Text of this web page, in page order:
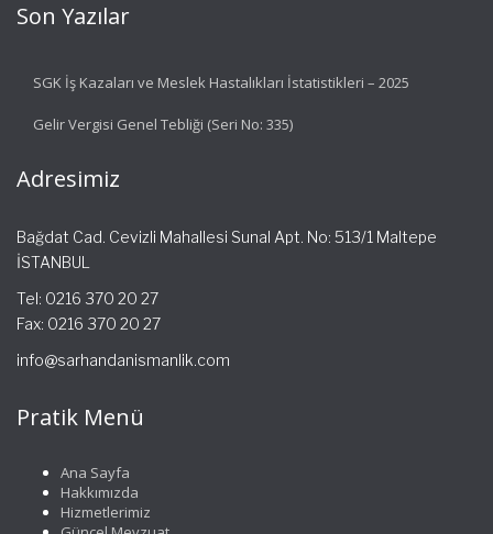
Son Yazılar
SGK İş Kazaları ve Meslek Hastalıkları İstatistikleri – 2025
Gelir Vergisi Genel Tebliği (Seri No: 335)
Adresimiz
Bağdat Cad. Cevizli Mahallesi Sunal Apt. No: 513/1 Maltepe
İSTANBUL
Tel: 0216 370 20 27
Fax: 0216 370 20 27
info@sarhandanismanlik.com
Pratik Menü
Ana Sayfa
Hakkımızda
Hizmetlerimiz